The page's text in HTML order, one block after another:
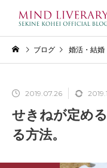
ブログ 婚活・結婚
2019.07.26
せきねが定め
る方法。